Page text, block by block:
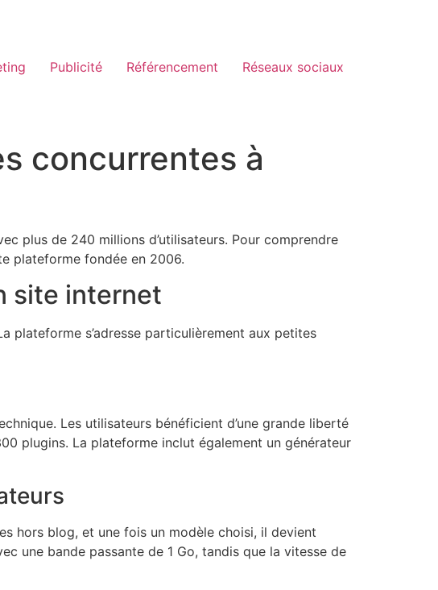
Publicité Référencement Réseaux sociaux
concurrentes à
plus de 240 millions d’utilisateurs. Pour comprendre
plateforme fondée en 2006.
site internet
plateforme s’adresse particulièrement aux petites
Les utilisateurs bénéficient d’une grande liberté
plugins. La plateforme inclut également un générateur
hors blog, et une fois un modèle choisi, il devient
une bande passante de 1 Go, tandis que la vitesse de